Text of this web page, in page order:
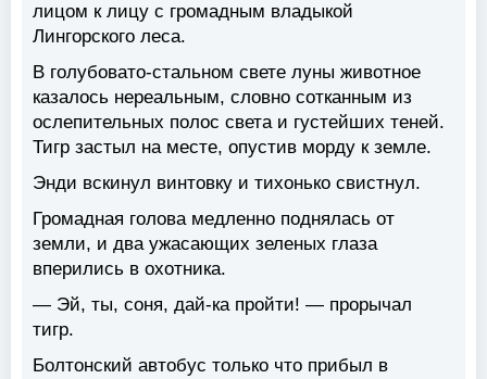
лицом к лицу с громадным владыкой
Лингорского леса.
В голубовато-стальном свете луны животное
казалось нереальным, словно сотканным из
ослепительных полос света и густейших теней.
Тигр застыл на месте, опустив морду к земле.
Энди вскинул винтовку и тихонько свистнул.
Громадная голова медленно поднялась от
земли, и два ужасающих зеленых глаза
вперились в охотника.
— Эй, ты, соня, дай-ка пройти! — прорычал
тигр.
Болтонский автобус только что прибыл в